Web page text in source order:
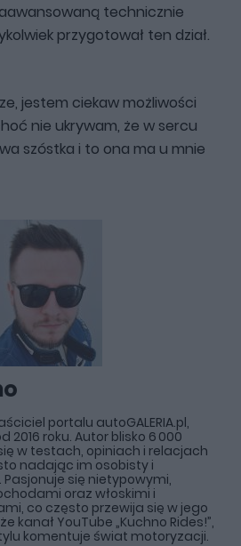
technicznie
przygotował ten dział.
jestem ciekaw możliwości
nie ukrywam, że w sercu
szóstka i to ona ma u mnie
portalu autoGALERIA.pl,
2016 roku. Autor blisko 6 000
w testach, opiniach i relacjach
nadając im osobisty i
się nietypowymi,
oraz włoskimi i
co często przewija się w jego
kanał YouTube „Kuchno Rides!”,
komentuje świat motoryzacji.